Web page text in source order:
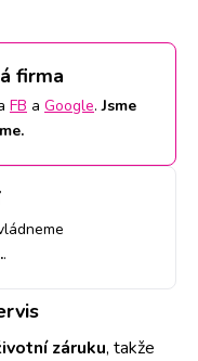
firma
FB a Google.Jsme
.
záruku, takže